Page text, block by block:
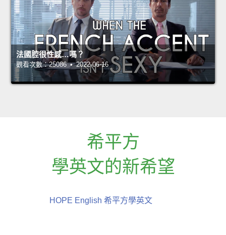
法國腔很性感…嗎？
觀看次數：25086 • 2022-06-16
希平方
學英文的新希望
HOPE English 希平方學英文